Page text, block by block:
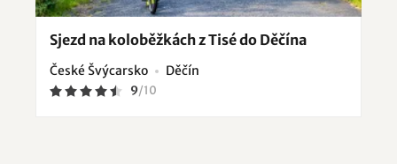
Sjezd na koloběžkách z Tisé do Děčína
České Švýcarsko Děčín
9/10